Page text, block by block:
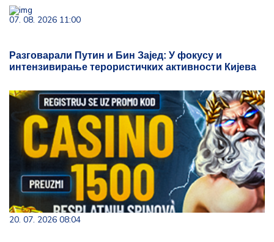
07. 08. 2026 11:00
Разговарали Путин и Бин Зајед: У фокусу и
интензивирање терористичких активности Кијева
20. 07. 2026 08:04